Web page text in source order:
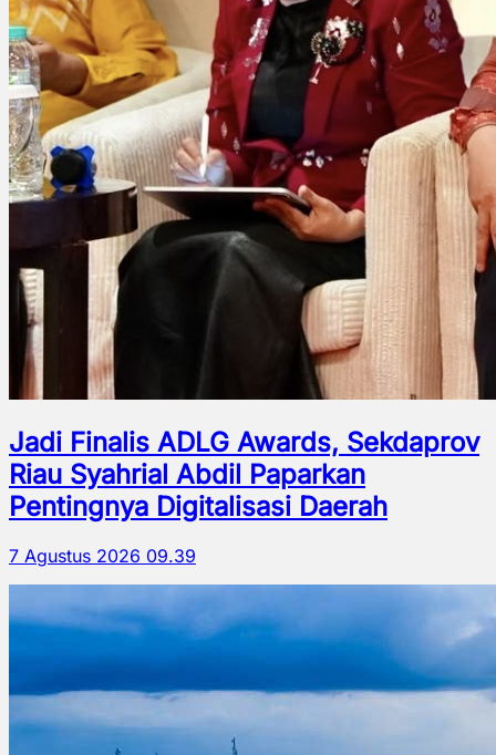
Jadi Finalis ADLG Awards, Sekdaprov
Riau Syahrial Abdil Paparkan
Pentingnya Digitalisasi Daerah
7 Agustus 2026 09.39